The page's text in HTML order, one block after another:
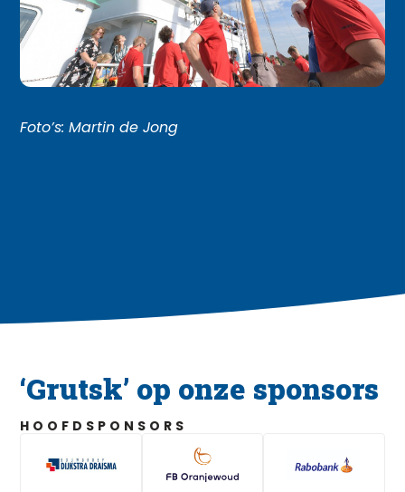
Foto’s: Martin de Jong
‘Grutsk’ op onze sponsors
HOOFDSPONSORS